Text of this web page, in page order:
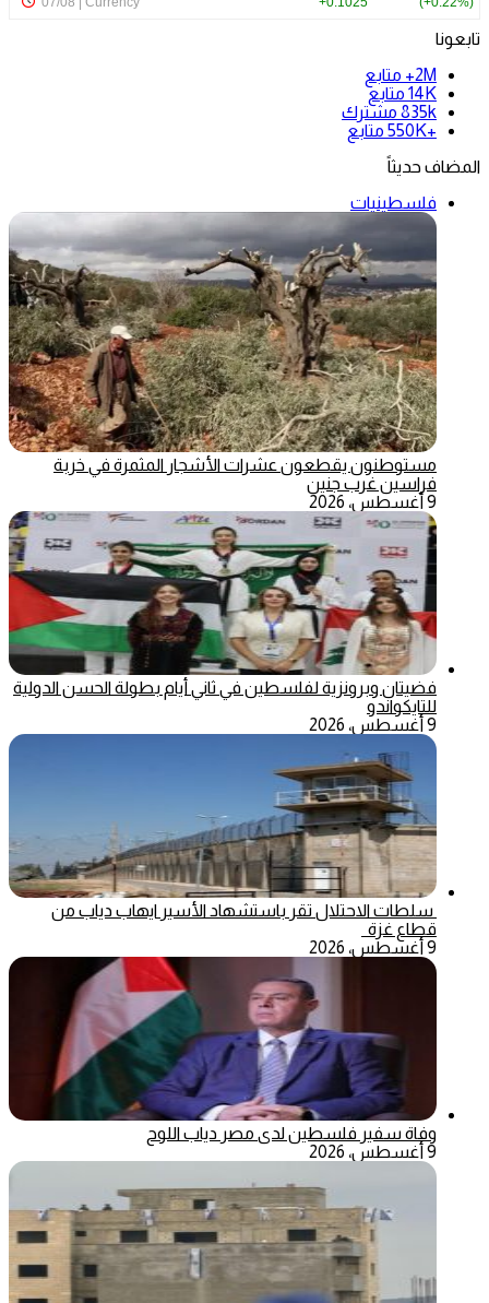
تابعونا
2M+
متابع
14K متابع
835k مشترك
+550K
متابع
المضاف حديثاً
فلسطينيات
مستوطنون يقطعون عشرات الأشجار المثمرة في خربة
فراسين غرب جنين
9 أغسطس، 2026
فضيتان وبرونزية لفلسطين في ثاني أيام بطولة الحسن الدولية
للتايكواندو
9 أغسطس، 2026
سلطات الاحتلال تقر باستشهاد الأسير ايهاب دياب من
قطاع غزة
9 أغسطس، 2026
وفاة سفير فلسطين لدى مصر دياب اللوح
9 أغسطس، 2026